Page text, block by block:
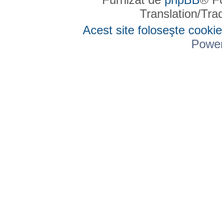
Translation/
Acest site foloseşte